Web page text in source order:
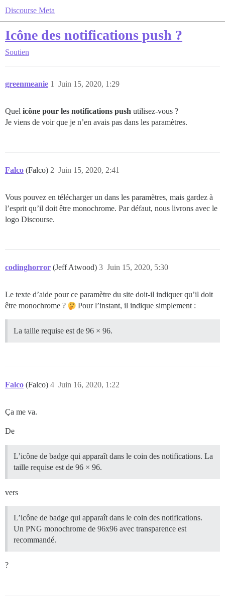
Discourse Meta
Icône des notifications push ?
Soutien
greenmeanie Juin 15, 2020, 1:29
1
Quel icône pour les notifications push utilisez-vous ?
Je viens de voir que je n’en avais pas dans les paramètres.
Falco (Falco) Juin 15, 2020, 2:41
2
Vous pouvez en télécharger un dans les paramètres, mais gardez à
l’esprit qu’il doit être monochrome. Par défaut, nous livrons avec le
logo Discourse.
codinghorror (Jeff Atwood) Juin 15, 2020, 5:30
3
Le texte d’aide pour ce paramètre du site doit-il indiquer qu’il doit
être monochrome ?
Pour l’instant, il indique simplement :
La taille requise est de 96 × 96.
Falco (Falco) Juin 16, 2020, 1:22
4
Ça me va.
De
L’icône de badge qui apparaît dans le coin des notifications. La
taille requise est de 96 × 96.
vers
L’icône de badge qui apparaît dans le coin des notifications.
Un PNG monochrome de 96x96 avec transparence est
recommandé.
?